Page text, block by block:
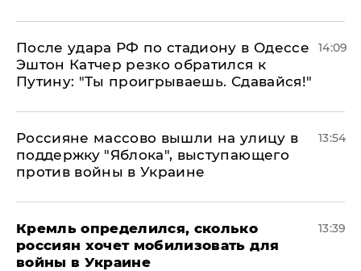
После удара РФ по стадиону в Одессе
Эштон Катчер резко обратился к
Путину: "Ты проигрываешь. Сдавайся!"
14:09
Россияне массово вышли на улицу в
поддержку "Яблока", выступающего
против войны в Украине
13:54
Кремль определился, сколько
россиян хочет мобилизовать для
войны в Украине
13:39